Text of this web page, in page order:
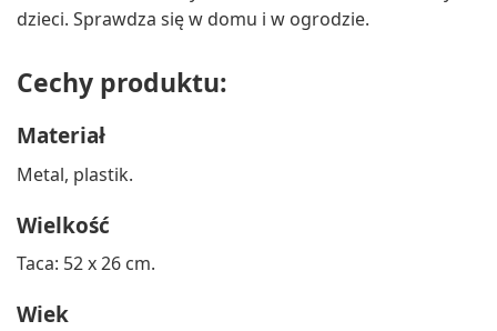
dzieci. Sprawdza się w domu i w ogrodzie.
Cechy produktu:
Materiał
Metal, plastik.
Wielkość
Taca: 52 x 26 cm.
Wiek